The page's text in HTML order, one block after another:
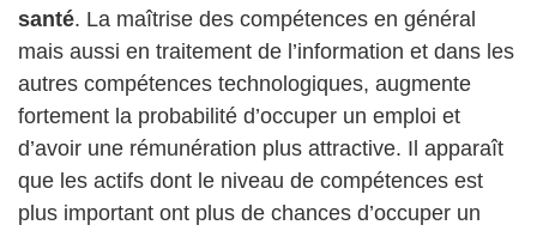
santé. La maîtrise des compétences en général
mais aussi en traitement de l’information et dans les
autres compétences technologiques, augmente
fortement la probabilité d’occuper un emploi et
d’avoir une rémunération plus attractive. Il apparaît
que les actifs dont le niveau de compétences est
plus important ont plus de chances d’occuper un